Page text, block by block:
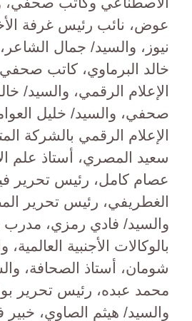
عوض، نائب رئيس غرفة
نيوز، والسيد/ جمال
خالد البرماوي، كاتب
الإعلام الرقمي، والسيد/
صحفي، والسيد/ خليل
الإعلام الرقمي بالشركة
سعيد المصري، أستاذ علم
عصام كامل، رئيس تحرير
الغطريفي، رئيس تحرير
والسيد/ فادي رمزي،
بالوكالات الأجنبية
شومان، أستاذ الصحافة،
محمد عبده، رئيس تحرير
والسيد/ هيثم الصاوي،